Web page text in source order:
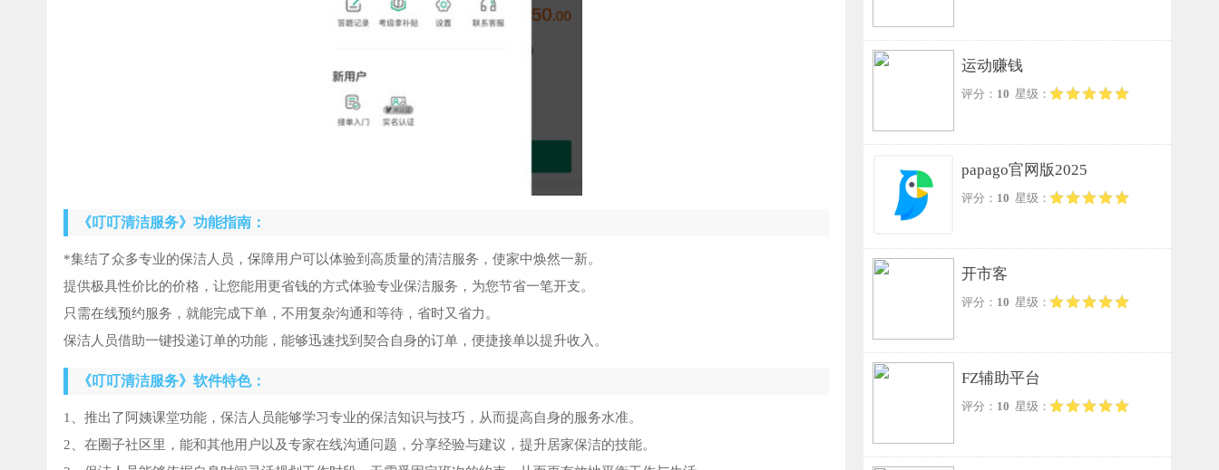
《叮叮清洁服务》功能指南：
*集结了众多专业的保洁人员，保障用户可以体验到高质量的清洁服务，使家中焕然一新。
提供极具性价比的价格，让您能用更省钱的方式体验专业保洁服务，为您节省一笔开支。
只需在线预约服务，就能完成下单，不用复杂沟通和等待，省时又省力。
保洁人员借助一键投递订单的功能，能够迅速找到契合自身的订单，便捷接单以提升收入。
《叮叮清洁服务》软件特色：
1、推出了阿姨课堂功能，保洁人员能够学习专业的保洁知识与技巧，从而提高自身的服务水准。
2、在圈子社区里，能和其他用户以及专家在线沟通问题，分享经验与建议，提升居家保洁的技能。
运动赚钱
评分： 10 星级：
papago官网版2025
评分： 10 星级：
开市客
评分： 10 星级：
FZ辅助平台
评分： 10 星级：